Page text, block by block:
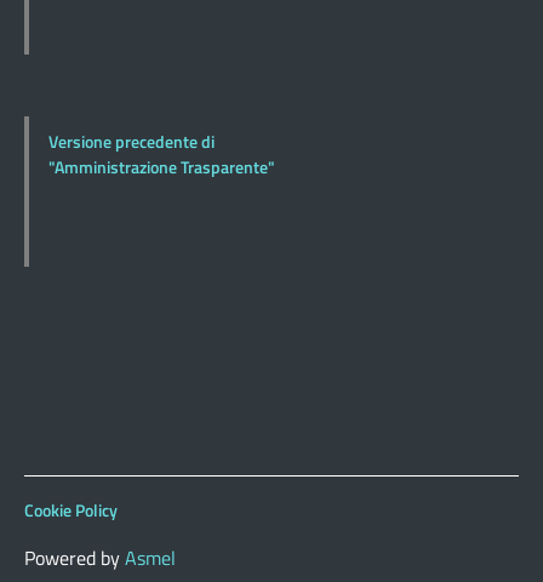
Versione precedente di
"Amministrazione Trasparente"
Cookie Policy
Powered byAsmel